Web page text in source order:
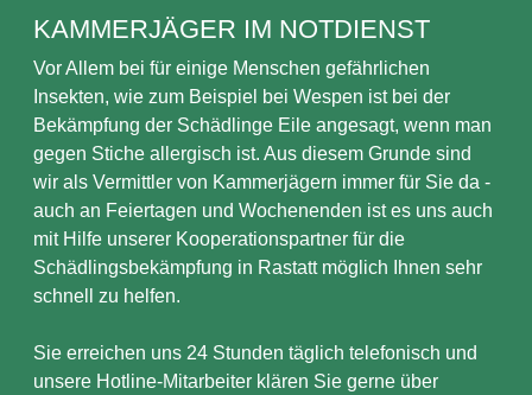
KAMMERJÄGER IM NOTDIENST
Vor Allem bei für einige Menschen gefährlichen
Insekten, wie zum Beispiel bei Wespen ist bei der
Bekämpfung der Schädlinge Eile angesagt, wenn man
gegen Stiche allergisch ist. Aus diesem Grunde sind
wir als Vermittler von Kammerjägern immer für Sie da -
auch an Feiertagen und Wochenenden ist es uns auch
mit Hilfe unserer Kooperationspartner für die
Schädlingsbekämpfung in Rastatt möglich Ihnen sehr
schnell zu helfen.
Sie erreichen uns 24 Stunden täglich telefonisch und
unsere Hotline-Mitarbeiter klären Sie gerne über